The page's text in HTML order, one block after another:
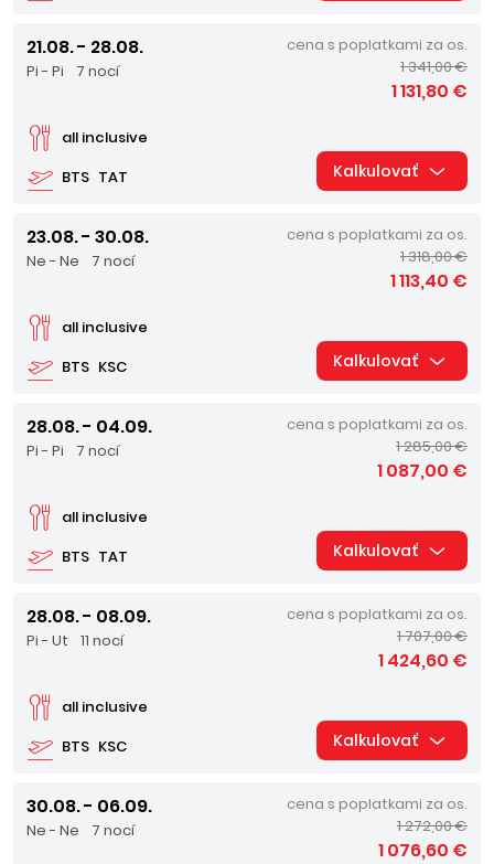
21.08. - 28.08.
Pi - Pi 7 nocí
BTS TAT
all inclusive
cena s poplatkami za os.
1 341,00 €
1 131,80 €
Kalkulovať
23.08. - 30.08.
Ne - Ne 7 nocí
BTS KSC
all inclusive
cena s poplatkami za os.
1 318,00 €
1 113,40 €
Kalkulovať
28.08. - 04.09.
Pi - Pi 7 nocí
BTS TAT
all inclusive
cena s poplatkami za os.
1 285,00 €
1 087,00 €
Kalkulovať
28.08. - 08.09.
Pi - Ut 11 nocí
BTS KSC
all inclusive
cena s poplatkami za os.
1 707,00 €
1 424,60 €
Kalkulovať
30.08. - 06.09.
Ne - Ne 7 nocí
cena s poplatkami za os.
1 272,00 €
1 076,60 €